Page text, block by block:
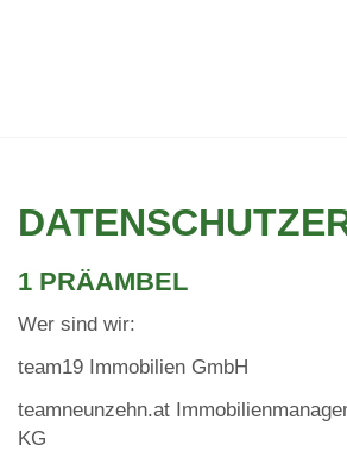
1 PRÄAMBEL
Wer sind wir:
team19 Immobilien GmbH
teamneunzehn.at
KG